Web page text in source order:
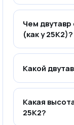
Чем
(как у 25К2)?
Какой
Какая
25К2?